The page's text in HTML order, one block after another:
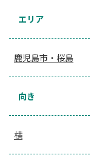
エリア
鹿児島市・桜島
向き
横